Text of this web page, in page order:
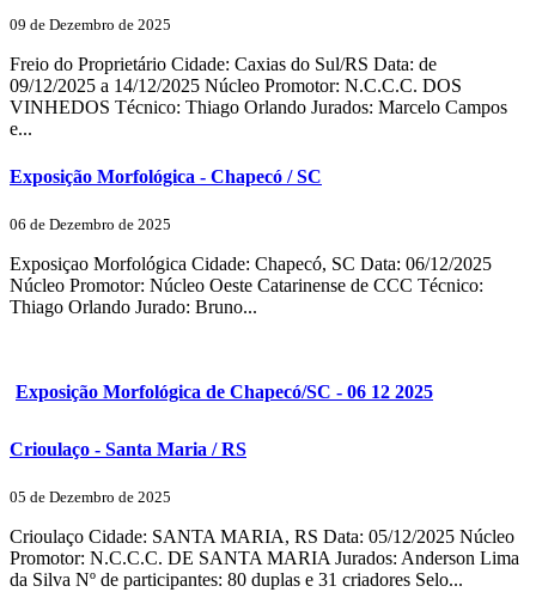
09 de Dezembro de 2025
Freio do Proprietário Cidade: Caxias do Sul/RS Data: de
09/12/2025 a 14/12/2025 Núcleo Promotor: N.C.C.C. DOS
VINHEDOS Técnico: Thiago Orlando Jurados: Marcelo Campos
e...
Exposição Morfológica - Chapecó / SC
06 de Dezembro de 2025
Exposiçao Morfológica Cidade: Chapecó, SC Data: 06/12/2025
Núcleo Promotor: Núcleo Oeste Catarinense de CCC Técnico:
Thiago Orlando Jurado: Bruno...
Exposição Morfológica de Chapecó/SC - 06 12 2025
Crioulaço - Santa Maria / RS
05 de Dezembro de 2025
Crioulaço Cidade: SANTA MARIA, RS Data: 05/12/2025 Núcleo
Promotor: N.C.C.C. DE SANTA MARIA Jurados: Anderson Lima
da Silva Nº de participantes: 80 duplas e 31 criadores Selo...